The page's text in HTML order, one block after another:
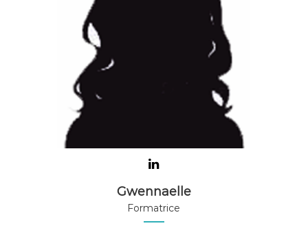
Gwennaelle
Formatrice